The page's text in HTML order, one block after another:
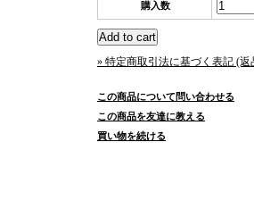
購入数
» 特定商取引法に基づく表記 (返
この商品について問い合わせる
この商品を友達に教える
買い物を続ける